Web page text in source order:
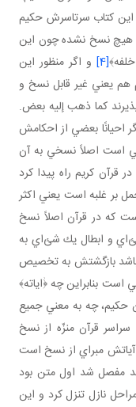
اين كتاب سرتاسرش حكيم
نسخ نشده چون اين
[4]
و اگر منظور اين
يعني غير قابل نسخ و
كما ذهب إليه بعض.
احيانًا بعضي از احكامش
است اصلاً نسخي به آن
كريم راه پيدا كرد
بر غلبه است يعني اكثر
كه در قرآن اصلاً نسخ
و ابطال يك شئ‌اي به
بازگشتش به تخصيص
بنابراين چه ﴿ٰاياته﴾
حكيم، چه به معني جميع
قرآن منزّه از نسخ
مبراي از نسخ است
مفصل شد اول متن بود
نازل تنزل كرد و اين